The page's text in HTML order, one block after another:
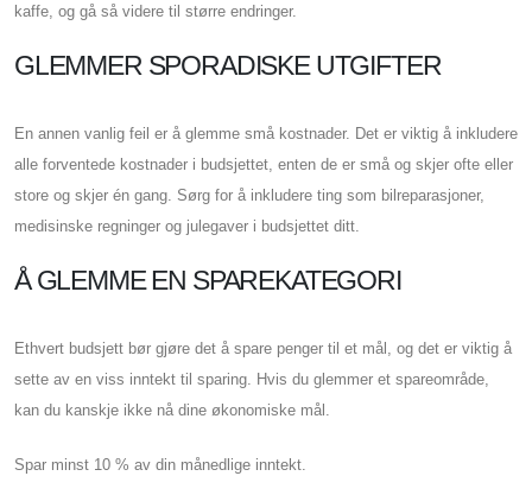
kaffe, og gå så videre til større endringer.
GLEMMER SPORADISKE UTGIFTER
En annen vanlig feil er å glemme små kostnader. Det er viktig å inkludere
alle forventede kostnader i budsjettet, enten de er små og skjer ofte eller
store og skjer én gang. Sørg for å inkludere ting som bilreparasjoner,
medisinske regninger og julegaver i budsjettet ditt.
Å GLEMME EN SPAREKATEGORI
Ethvert budsjett bør gjøre det å spare penger til et mål, og det er viktig å
sette av en viss inntekt til sparing. Hvis du glemmer et spareområde,
kan du kanskje ikke nå dine økonomiske mål.
Spar minst 10 % av din månedlige inntekt.